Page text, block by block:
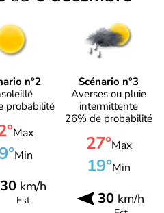
n°2
probabilité
Max
Min
30km/h
Est
Scénario n°3
Averses ou pluie
intermittente
26% de probabilité
27°Max
19°Min
30 km/h